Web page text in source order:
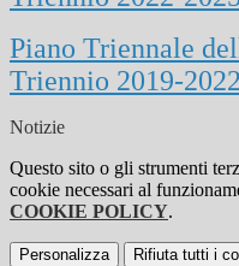
Piano Triennale
Triennio 2019-2022
Notizie
Questo sito o gli strumenti
cookie necessari al
COOKIE POLICY.
Personalizza Rifiuta tutti i